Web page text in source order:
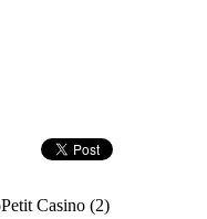
Petit Casino (2)